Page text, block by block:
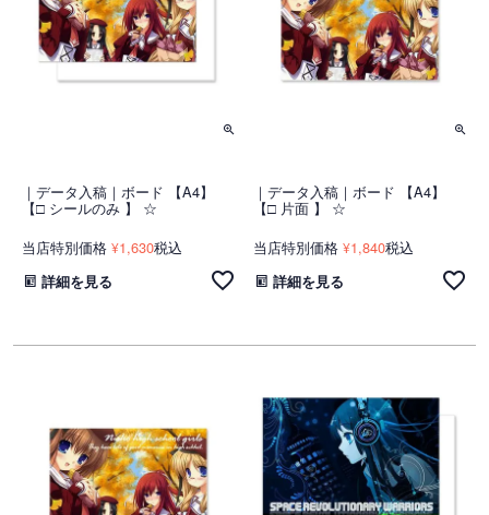
｜データ入稿｜ボード 【A4】
【□ シールのみ 】 ☆
当店特別価格 ¥1,630税込
詳細を見る
｜データ入稿｜ボード 【A4】
【□ 片面 】 ☆
当店特別価格 ¥1,840税込
詳細を見る